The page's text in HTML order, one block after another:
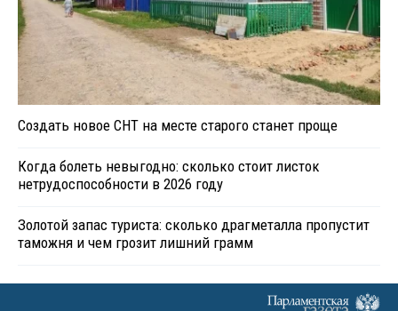
Создать новое СНТ на месте старого станет проще
Когда болеть невыгодно: сколько стоит листок
нетрудоспособности в 2026 году
Золотой запас туриста: сколько драгметалла пропустит
таможня и чем грозит лишний грамм